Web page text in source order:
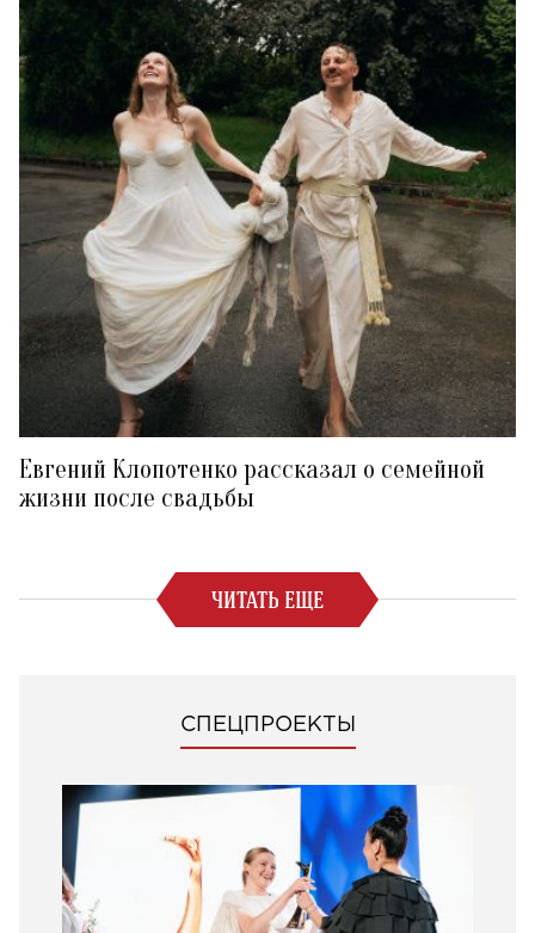
Евгений Клопотенко рассказал о семейной
жизни после свадьбы
ЧИТАТЬ ЕЩЕ
СПЕЦПРОЕКТЫ